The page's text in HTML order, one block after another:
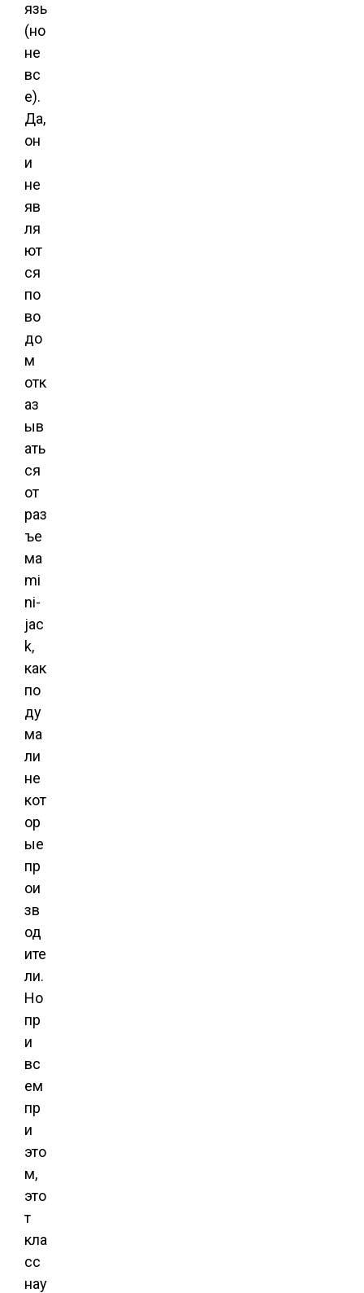
язь
(но
не
вс
е).
Да,
он
и
не
яв
ля
ют
ся
по
во
до
м
отк
аз
ыв
ать
ся
от
раз
ъе
ма
mi
ni-
jac
k,
как
по
ду
ма
ли
не
кот
ор
ые
пр
ои
зв
од
ите
ли.
Но
пр
и
вс
ем
пр
и
это
м,
это
т
кла
сс
нау